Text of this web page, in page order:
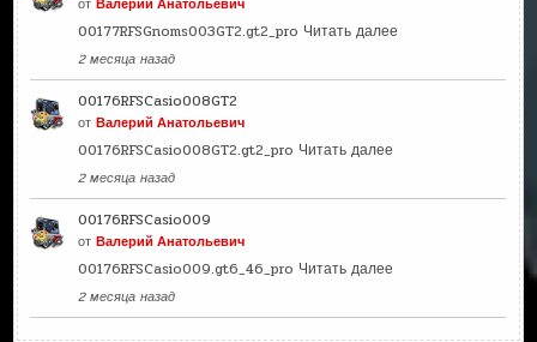
00177RFSGnoms003GT2.gt2_pro Читать далее
2 месяца назад
00176RFSCasio008GT2
отВалерий Анатольевич
00176RFSCasio008GT2.gt2_pro Читать далее
2 месяца назад
00176RFSCasio009
отВалерий Анатольевич
00176RFSCasio009.gt6_46_pro Читать далее
2 месяца назад